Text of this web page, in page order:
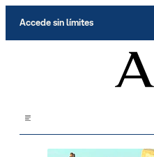
Accede sin límites